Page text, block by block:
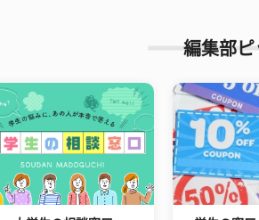
編集部ピ